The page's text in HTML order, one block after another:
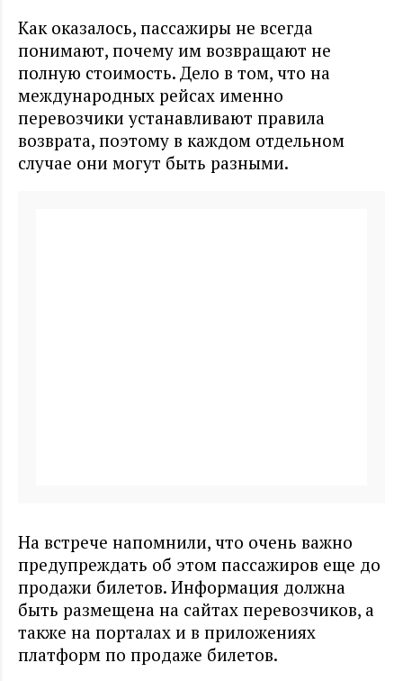
Как оказалось, пассажиры не всегда
понимают, почему им возвращают не
полную стоимость. Дело в том, что на
международных рейсах именно
перевозчики устанавливают правила
возврата, поэтому в каждом отдельном
случае они могут быть разными.
На встрече напомнили, что очень важно
предупреждать об этом пассажиров еще до
продажи билетов. Информация должна
быть размещена на сайтах перевозчиков, а
также на порталах и в приложениях
платформ по продаже билетов.